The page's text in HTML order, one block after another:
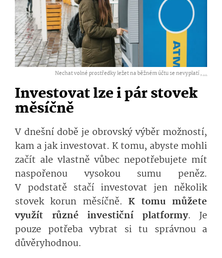
Nechat volné prostředky ležet na běžném účtu se nevyplatí ,...
Investovat lze i pár stovek
měsíčně
V dnešní době je obrovský výběr možností,
kam a jak investovat. K tomu, abyste mohli
začít ale vlastně vůbec nepotřebujete mít
naspořenou vysokou sumu peněz.
V podstatě stačí investovat jen několik
stovek korun měsíčně.K tomu můžete
využít různé investiční platformy. Je
pouze potřeba vybrat si tu správnou a
důvěryhodnou.